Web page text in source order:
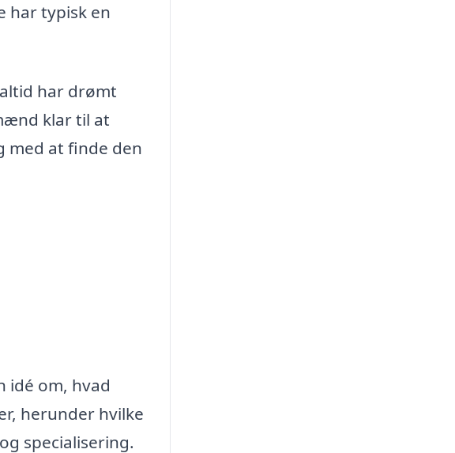
har typisk en
har drømt
klar til at
med at finde den
idé om, hvad
herunder hvilke
specialisering.